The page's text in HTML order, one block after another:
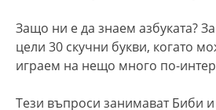
Защо ни е да знаем азбуката?
цели 30 скучни букви, когато
играем на нещо много по-
Тези въпроси занимават Биби